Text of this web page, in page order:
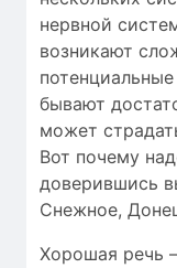
нервной
возникают
бывают
может
Вот почему
доверившись
Снежное,
Хорошая речь